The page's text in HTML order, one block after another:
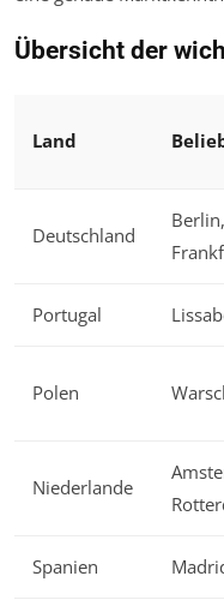
Übersicht der
Land
Deutschland
Portugal
Polen
Niederlande
Spanien